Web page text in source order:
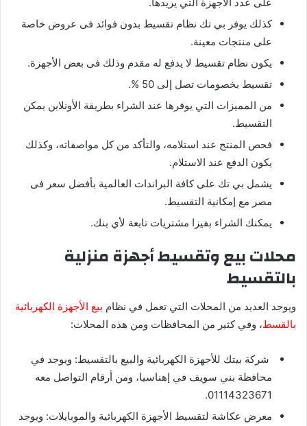
كذلك يوفر بي تك نظام تقسيط بدون فوائد فى عروض خاصة
على منتجات معينة.
يكون نظام تقسيط لا يدفع له مقدم وذلك فى بعض الأجهزة.
تقسيط بخصومات تصل إلى 50 %.
من المميزات التي يوفرها عند الشراء بطريقة الأونلاين يمكن
التقسيط.
فحص المنتج عند استلامه، والتأكد من كل مواصفاته، وكذلك
يكون الدفع عند الاستلام.
يشمل بي تك على كافة البراندات العالمية بأفضل سعر فى
مصر مع إمكانية التقسيط.
يمكنك الشراء بفيزا مشتريات تابعة لأي بنك.
محلات بيع وتقسيط أجهزة منزلية
بالتقسيط
ويوجد العديد من المحلات التي تعمل في نظام بيع الأجهزة الكهربائية
بالقسط، وفي كثير من المحافظات ومن هذه المحلات:
شركة بيتك للأجهزة الكهربائية والبيع بالتقسيط: ويوجد في
محافظة بني سويف في إهناسيا، ومن أرقام التواصل معه
01114323671.
معرض عكاشة لتقسيط الأجهزة الكهربائية والموبايلات: ويوجد